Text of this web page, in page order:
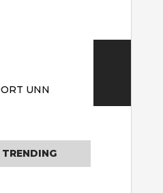
UNN
TRENDING